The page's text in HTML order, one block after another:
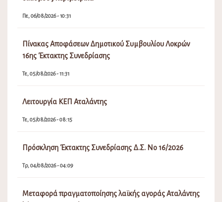
Πε, 06/08/2026 - 10:31
Πίνακας Αποφάσεων Δημοτικού Συμβουλίου Λοκρών
16ης Έκτακτης Συνεδρίασης
Τε, 05/08/2026 - 11:31
Λειτουργία ΚΕΠ Αταλάντης
Τε, 05/08/2026 - 08:15
Πρόσκληση Έκτακτης Συνεδρίασης Δ.Σ. Νο 16/2026
Τρ, 04/08/2026 - 04:09
Μεταφορά πραγματοποίησης λαϊκής αγοράς Αταλάντης